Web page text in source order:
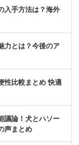
入手方法は？海外
力とは？今後のア
性比較まとめ 快適
議論！犬とハソー
声まとめ